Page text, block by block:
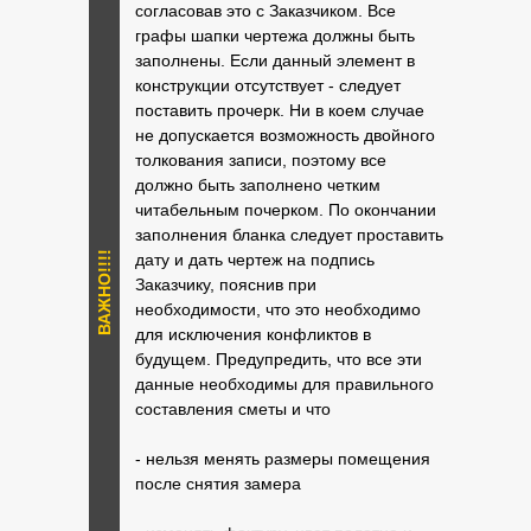
согласовав это с Заказчиком. Все
графы шапки чертежа должны быть
заполнены. Если данный элемент в
конструкции отсутствует - следует
поставить прочерк. Ни в коем случае
не допускается возможность двойного
толкования записи, поэтому все
должно быть заполнено четким
читабельным почерком. По окончании
заполнения бланка следует проставить
дату и дать чертеж на подпись
Заказчику, пояснив при
необходимости, что это необходимо
для исключения конфликтов в
будущем. Предупредить, что все эти
данные необходимы для правильного
составления сметы и что
- нельзя менять размеры помещения
после снятия замера
ВАЖНО!!!!